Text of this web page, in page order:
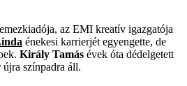
az EMI kreatív igazgatója
énekesi karrierjét egyengette, de
Király Tamás évek óta dédelgetett
színpadra áll.